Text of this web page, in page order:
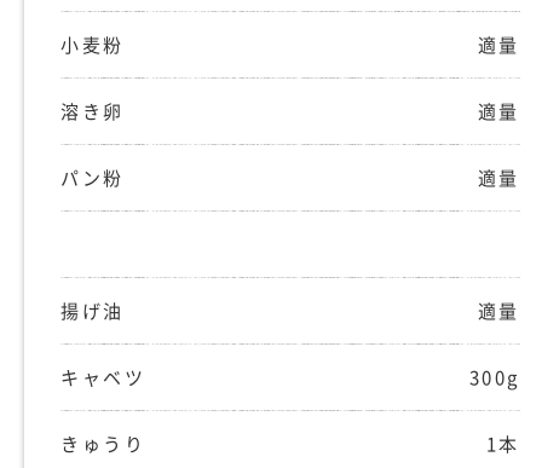
小麦粉 適量
溶き卵 適量
パン粉 適量
揚げ油 適量
キャベツ 300g
きゅうり 1本